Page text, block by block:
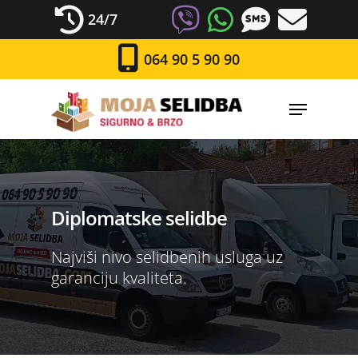
24/7
064 90 5 90 90
Diplomatske selidbe
Najviši nivo selidbenih usluga uz
garanciju kvaliteta.